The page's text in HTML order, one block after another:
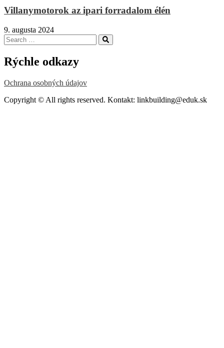
Villanymotorok az ipari forradalom élén
9. augusta 2024
Search
for:
Search
Rýchle odkazy
Ochrana osobných údajov
Copyright © All rights reserved. Kontakt: linkbuilding@eduk.sk